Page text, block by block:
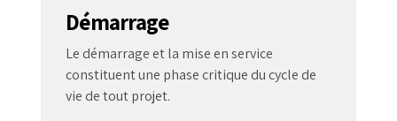
Démarrage
Le démarrage et la mise en service
constituent une phase critique du cycle de
vie de tout projet.